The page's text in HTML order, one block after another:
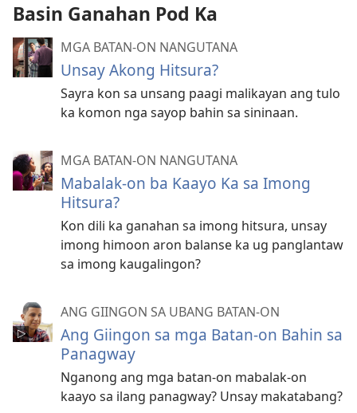
Basin Ganahan Pod Ka
MGA BATAN-ON NANGUTANA
Unsay Akong Hitsura?
Sayra kon sa unsang paagi malikayan ang tulo
ka komon nga sayop bahin sa sininaan.
MGA BATAN-ON NANGUTANA
Mabalak-on ba Kaayo Ka sa Imong
Hitsura?
Kon dili ka ganahan sa imong hitsura, unsay
imong himoon aron balanse ka ug panglantaw
sa imong kaugalingon?
ANG GIINGON SA UBANG BATAN-ON
Ang Giingon sa mga Batan-on Bahin sa
Panagway
Nganong ang mga batan-on mabalak-on
kaayo sa ilang panagway? Unsay makatabang?